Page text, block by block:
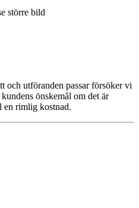
större bild
och utföranden passar försöker vi
önskemål om det är
en rimlig kostnad.